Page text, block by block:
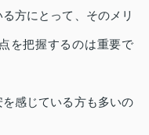
方にとって、そのメリ
を把握するのは重要で
感じている方も多いの